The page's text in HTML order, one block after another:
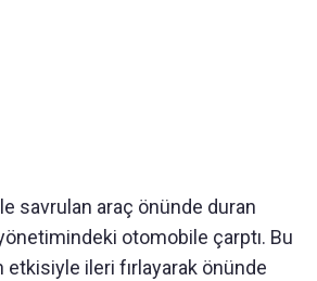
savrulan araç önünde duran
otomobile çarptı. Bu
etkisiyle ileri fırlayarak önünde